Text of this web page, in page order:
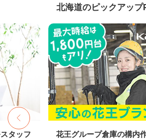
北海道のピックアップ
タッフ
花王グループ倉庫の構内